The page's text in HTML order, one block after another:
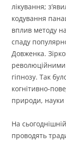
лікування;
кодування
вплив методу
спаду
Довженка.
революційними
гіпнозу. Так
когнітивно-
природи, науки
На
проводять